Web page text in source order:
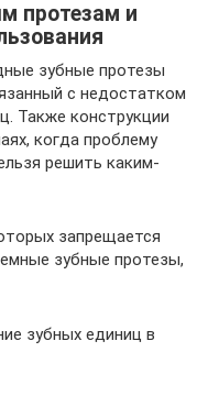
протезам и
зубные протезы
с недостатком
Также конструкции
когда проблему
решить каким-
запрещается
зубные протезы,
зубных единиц в